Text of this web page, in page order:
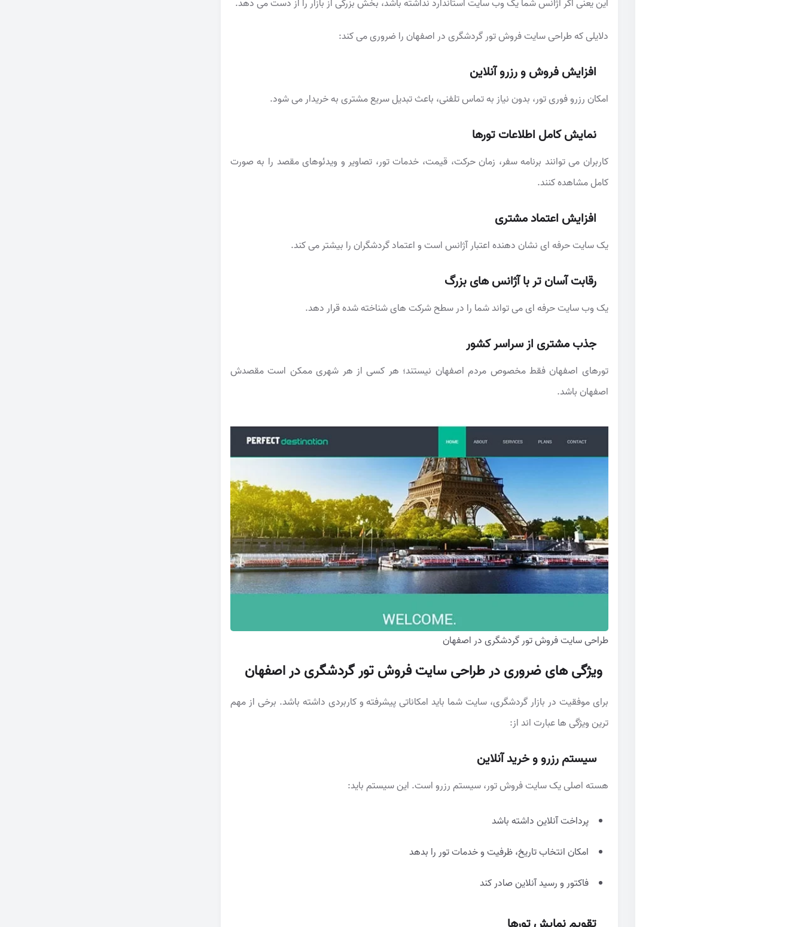
این یعنی اگر آژانس شما یک وب سایت استاندارد نداشته باشد، بخش بزرگی از بازار را از دست می دهد.
دلایلی که طراحی سایت فروش تور گردشگری در اصفهان را ضروری می کند:
افزایش فروش و رزرو آنلاین
امکان رزرو فوری تور، بدون نیاز به تماس تلفنی، باعث تبدیل سریع مشتری به خریدار می شود.
نمایش کامل اطلاعات تورها
کاربران می توانند برنامه سفر، زمان حرکت، قیمت، خدمات تور، تصاویر و ویدئوهای مقصد را به صورت
کامل مشاهده کنند.
افزایش اعتماد مشتری
یک سایت حرفه ای نشان دهنده اعتبار آژانس است و اعتماد گردشگران را بیشتر می کند.
رقابت آسان تر با آژانس های بزرگ
یک وب سایت حرفه ای می تواند شما را در سطح شرکت های شناخته شده قرار دهد.
جذب مشتری از سراسر کشور
تورهای اصفهان فقط مخصوص مردم اصفهان نیستند؛ هر کسی از هر شهری ممکن است مقصدش
اصفهان باشد.
طراحی سایت فروش تور گردشگری در اصفهان
ویژگی های ضروری در طراحی سایت فروش تور گردشگری در اصفهان
برای موفقیت در بازار گردشگری، سایت شما باید امکاناتی پیشرفته و کاربردی داشته باشد. برخی از مهم
ترین ویژگی ها عبارت اند از:
سیستم رزرو و خرید آنلاین
هسته اصلی یک سایت فروش تور، سیستم رزرو است. این سیستم باید:
پرداخت آنلاین داشته باشد
امکان انتخاب تاریخ، ظرفیت و خدمات تور را بدهد
فاکتور و رسید آنلاین صادر کند